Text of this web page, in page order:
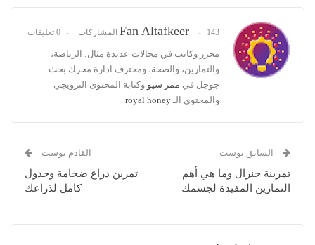
Fan Altafkeer 143 المشاركات 0 تعليقات
محرر وكاتب في مجالات عديدة مثال: الرياضة،
والتمارين، والصحة، ومحترف ادارة محرك بحث
جوجل في ممر سيو وكتابة المحتوى الترويجي
والمحتوى الـ royal honey
السابق بوست
تمرينة جنرال وما هي أهم
التمارين المفيدة لجسمك
القادم بوست
تمرين ذراع ضخامة وجدول
كامل لذراعك